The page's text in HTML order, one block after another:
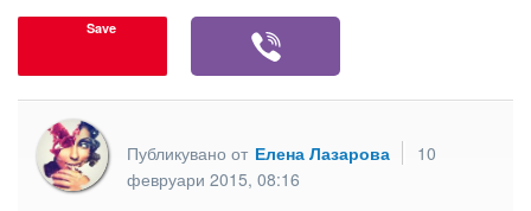
Save
Публикувано от Елена Лазарова
10
февруари 2015, 08:16